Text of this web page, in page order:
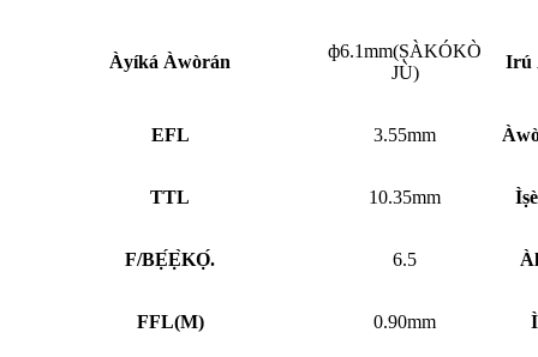
Àyíká Àwòrán
ф6.1mm(ṢÀKÓKÒ
JÙ)
Irú
EFL 3.55mm
TTL 10.35mm
F/BẸ́Ẹ̀KỌ́. 6.5
FFL(M) 0.90mm